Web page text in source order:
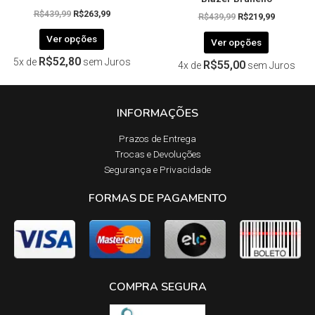
R$439,99 R$263,99
Ver opções
5x de R$52,80 sem Juros
R$439,99 R$219,99
Ver opções
4x de R$55,00 sem Juros
INFORMAÇÕES
Prazos de Entrega​
Trocas e Devoluções​
Segurança e Privacidade
FORMAS DE PAGAMENTO
COMPRA SEGURA